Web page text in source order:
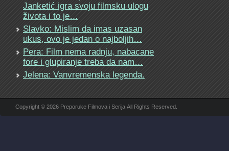
Janketić igra svoju filmsku ulogu
života i to je…
Slavko: Mislim da imas uzasan
ukus, ovo je jedan o najboljih…
Pera: Film nema radnju, nabacane
fore i glupiranje treba da nam…
Jelena: Vanvremenska legenda.
Copyright © 2026 Preporuke Filmova i Serija All Rights Reserved.